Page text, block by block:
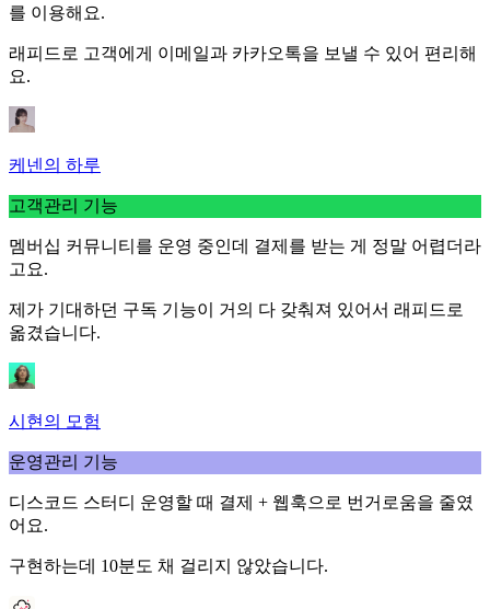
를 이용해요.
래피드로 고객에게 이메일과 카카오톡을 보낼 수 있어 편리 해
요.
케넨의 하루
고객관리 기능
멤버십 커뮤니티를 운영 중인데 결제를 받는 게 정말 어렵더라
고요.
제가 기대하던 구독 기능이 거의 다 갖춰져 있어서 래피드로
옮겼습니다.
시현의 모험
운영관리 기능
디스코드 스터디 운영할 때 결제 + 웹훅으로 번거로움을 줄였
어요.
구현하는데 10분도 채 걸리지 않았습니다.